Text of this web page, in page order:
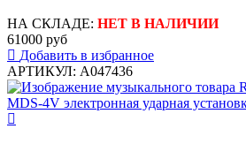
НА СКЛАДЕ: НЕТ В НАЛИЧИИ
61000 руб
Добавить в избранное
АРТИКУЛ: A047436